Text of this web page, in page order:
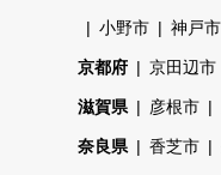
小野市 神戸市
京都府 京田辺市
滋賀県 彦根市
奈良県 香芝市